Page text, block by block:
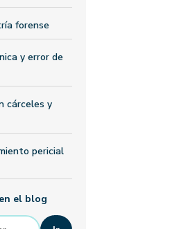
forense
y error de
cárceles y
pericial
el blog